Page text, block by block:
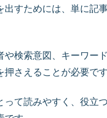
出すためには、単に記
や検索意図、キーワー
押さえることが必要です
って読みやすく、役立